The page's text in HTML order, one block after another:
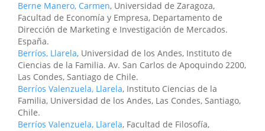
Berne Manero, Carmen, Universidad de Zaragoza,
Facultad de Economía y Empresa, Departamento de
Dirección de Marketing e Investigación de Mercados.
España.
Berríos, Llarela, Universidad de los Andes, Instituto de
Ciencias de la Familia. Av. San Carlos de Apoquindo 2200,
Las Condes, Santiago de Chile.
Berríos Valenzuela, Llarela, Instituto Ciencias de la
Familia, Universidad de los Andes, Las Condes, Santiago,
Chile.
Berríos Valenzuela, Llarela, Facultad de Filosofía,